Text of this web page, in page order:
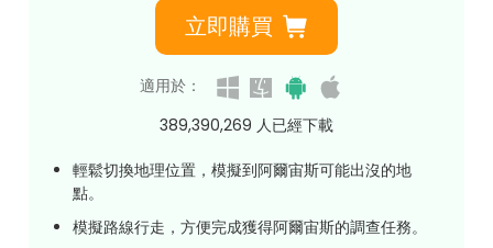
立即購買
適用於：
389,390,275 人已經下載
輕鬆切換地理位置，模擬到阿爾宙斯可能出沒的地
點。
模擬路線行走，方便完成獲得阿爾宙斯的調查任務。